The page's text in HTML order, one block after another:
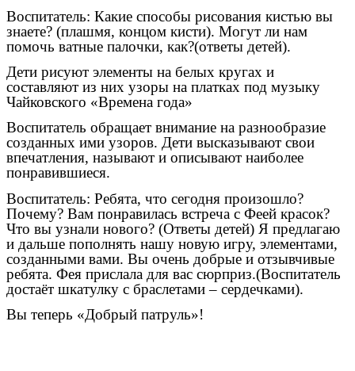
Воспитатель: Какие способы рисования кистью вы
знаете? (плашмя, концом кисти). Могут ли нам
помочь ватные палочки, как?(ответы детей).
Дети рисуют элементы на белых кругах и
составляют из них узоры на платках под музыку
Чайковского «Времена года»
Воспитатель обращает внимание на разнообразие
созданных ими узоров. Дети высказывают свои
впечатления, называют и описывают наиболее
понравившиеся.
Воспитатель: Ребята, что сегодня произошло?
Почему? Вам понравилась встреча с Феей красок?
Что вы узнали нового? (Ответы детей) Я предлагаю
и дальше пополнять нашу новую игру, элементами,
созданными вами. Вы очень добрые и отзывчивые
ребята. Фея прислала для вас сюрприз.(Воспитатель
достаёт шкатулку с браслетами – сердечками).
Вы теперь «Добрый патруль»!